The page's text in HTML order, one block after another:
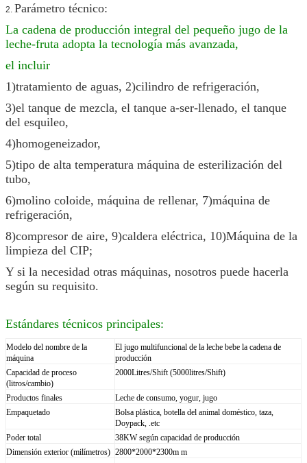
2. Parámetro técnico:
La cadena de producción integral del pequeño jugo de la
leche-fruta adopta la tecnología más avanzada,
el incluir
1)tratamiento de aguas, 2)cilindro de refrigeración,
3)el tanque de mezcla, el tanque a-ser-llenado, el tanque
del esquileo,
4)homogeneizador,
5)tipo de alta temperatura máquina de esterilización del
tubo,
6)molino coloide, máquina de rellenar, 7)máquina de
refrigeración,
8)compresor de aire, 9)caldera eléctrica, 10)Máquina de la
limpieza del CIP;
Y si la necesidad otras máquinas, nosotros puede hacerla
según su requisito.
Estándares técnicos principales:
Modelo del nombre de la
máquina
El jugo multifuncional de la leche bebe la cadena de
producción
Capacidad de proceso
(litros/cambio)
2000Litres/Shift (5000litres/Shift)
Productos finales
Leche de consumo, yogur, jugo
Empaquetado
Bolsa plástica, botella del animal doméstico, taza,
Doypack, .etc
Poder total
38KW según capacidad de producción
Dimensión exterior (milímetros) 2800*2000*2300m m